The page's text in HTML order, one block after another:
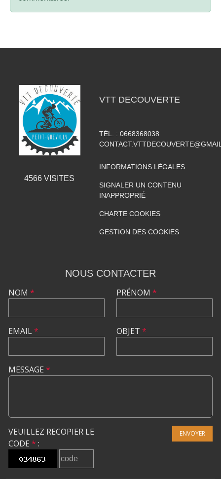
4566 VISITES
VTT DECOUVERTE
TÉL. : 0668368038
INFORMATIONS LÉGALES
SIGNALER UN CONTENU
INAPPROPRIÉ
CHARTE COOKIES
GESTION DES COOKIES
NOUS CONTACTER
NOM *
EMAIL*
PRÉNOM *
OBJET *
MESSAGE *
VEUILLEZ RECOPIER LE
CODE * :
ENVOYER